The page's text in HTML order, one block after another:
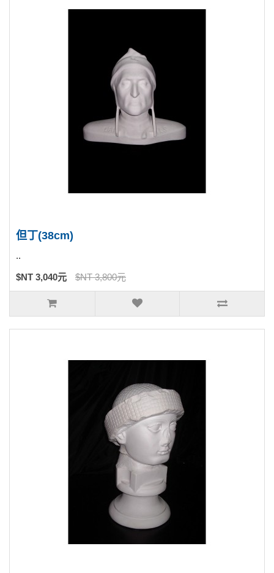
但丁(38cm)
..
$NT 3,040元 $NT 3,800元